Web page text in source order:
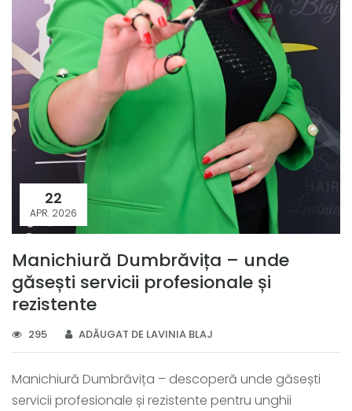
22
APR. 2026
Manichiură Dumbrăvița – unde
găsești servicii profesionale și
rezistente
295 ADĂUGAT DE LAVINIA BLAJ
Manichiură Dumbrăvița – descoperă unde găsești
servicii profesionale și rezistente pentru unghii